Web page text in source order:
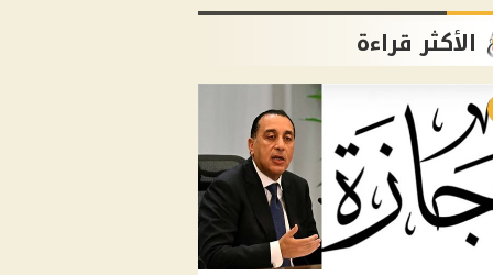
الأكثر قراءة